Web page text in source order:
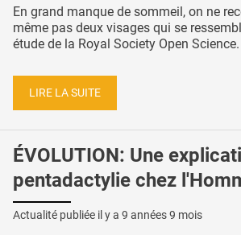
En grand manque de sommeil, on ne
même pas deux visages qui se
étude de la Royal Society Open
LIRE LA SUITE
ÉVOLUTION: Une
pentadactylie chez
Actualité publiée il y a 9 années 9 mois